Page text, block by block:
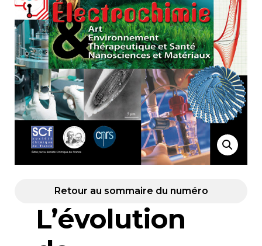
Retour au sommaire du numéro
L’évolution